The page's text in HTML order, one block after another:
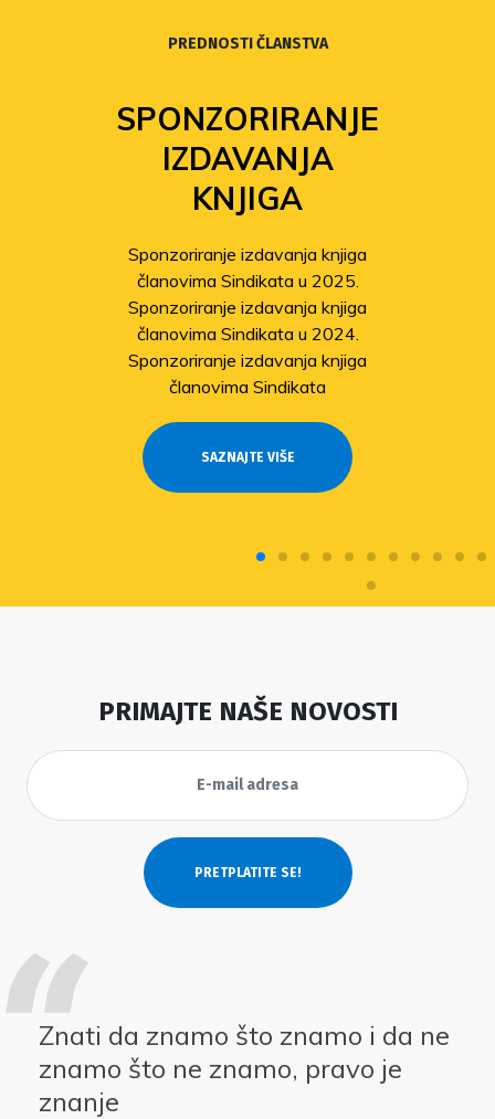
PREDNOSTI ČLANSTVA
SPONZORIRANJE
IZDAVANJA
KNJIGA
Sponzoriranje izdavanja knjiga
članovima Sindikata u 2025.
Sponzoriranje izdavanja knjiga
članovima Sindikata u 2024.
Sponzoriranje izdavanja knjiga
članovima Sindikata
SAZNAJTE VIŠE
PRIMAJTE NAŠE NOVOSTI
Znati da znamo što znamo i da ne
znamo što ne znamo, pravo je
znanje